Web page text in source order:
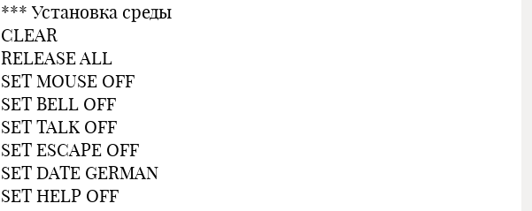
*** Установка среды
CLEAR
RELEASE ALL
SET MOUSE OFF
SET BELL OFF
SET TALK OFF
SET ESCAPE OFF
SET DATE GERMAN
SET HELP OFF